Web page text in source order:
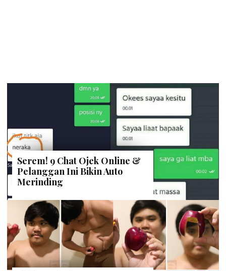
Serem! 9 Chat Ojek Online &
Pelanggan Ini Bikin Auto
Merinding